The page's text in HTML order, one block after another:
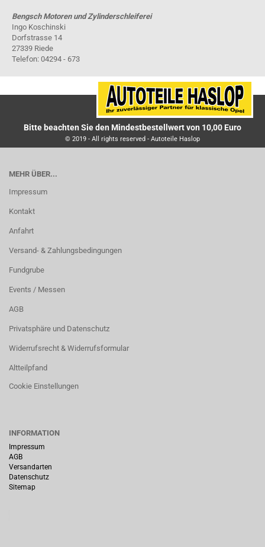
Bengsch Motoren und Zylinderschleiferei
Ingo Koschinski
Dorfstrasse 14
27339 Riede
Telefon: 04294 - 673
Bitte beachten Sie den Mindestbestellwert von 10,00 Euro
© 2019 - All rights reserved - Autoteile Haslop
MEHR ÜBER...
Impressum
Kontakt
Anfahrt
Versand- & Zahlungsbedingungen
Fundgrube
Events / Messen
AGB
Privatsphäre und Datenschutz
Widerrufsrecht & Widerrufsformular
Altteilpfand
Cookie Einstellungen
INFORMATION
Impressum
AGB
Versandarten
Datenschutz
Sitemap